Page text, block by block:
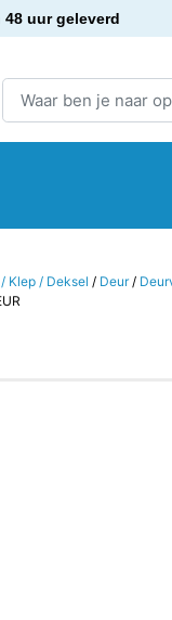
48 uur geleverd
Klep / Deksel / Deur/